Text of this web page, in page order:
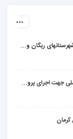
رونمایی از ماشین آلات سنگین راهسازی در شهرستانهای ریگان و گنبکی
تخصیص اعتبارات ارزش افزوده، استانی و ملی جهت اجرای پروژه‌های عمرانی در شهرستان گنبکی
کرمان